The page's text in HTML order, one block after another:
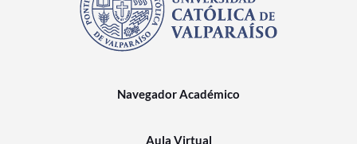
Navegador Académico
Aula Virtual